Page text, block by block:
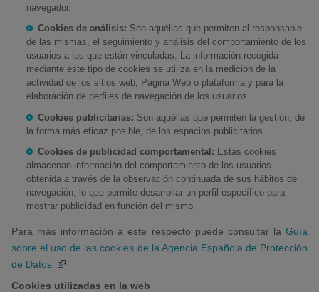
navegador.
Cookies de análisis: Son aquéllas que permiten al responsable
de las mismas, el seguimiento y análisis del comportamiento de los
usuarios a los que están vinculadas. La información recogida
mediante este tipo de cookies se utiliza en la medición de la
actividad de los sitios web, Página Web o plataforma y para la
elaboración de perfiles de navegación de los usuarios.
Cookies publicitarias: Son aquéllas que permiten la gestión, de
la forma más eficaz posible, de los espacios publicitarios.
Cookies de publicidad comportamental: Estas cookies
almacenan información del comportamiento de los usuarios
obtenida a través de la observación continuada de sus hábitos de
navegación, lo que permite desarrollar un perfil específico para
mostrar publicidad en función del mismo.
Para más información a este respecto puede consultar la Guía
sobre el uso de las cookies de la Agencia Española de Protección
de Datos
Cookies utilizadas en la web